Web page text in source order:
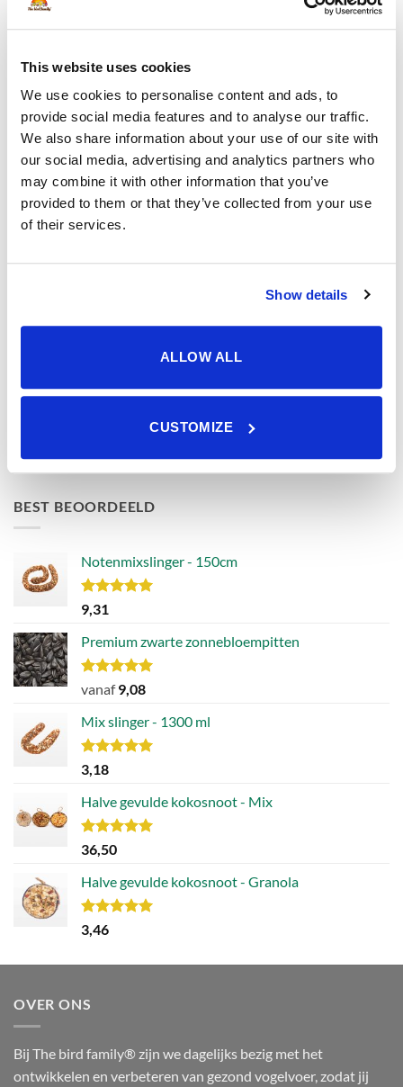
This website uses cookies
We use cookies to personalise content and ads, to
provide social media features and to analyse our traffic.
We also share information about your use of our site with
our social media, advertising and analytics partners who
may combine it with other information that you’ve
provided to them or that they’ve collected from your use
of their services.
Show details
ALLOW ALL
CUSTOMIZE
€41,12.€38,87.
UITGELICHT
Halve gevulde kokosnoot - High Energy - 10 pack
30,83 Oorspronkelijke
prijs
was:
€30,83.
21,82Huidige
prijs
is:
€21,82.
Gepelde zonnebloempit stukjes - onkruidvrij
vanaf 12,86
Premium Egelvoer – The Bird Family
Oorspronkelijke
was:
79,79Huidige
is:
Strooivoer High Energy Plus Prestige -
Waardering
4.46uit 5
vanaf24,25
BEST BEOORDEELD
Notenmixslinger - 150cm
Waardering
5.00
9,31
Premium zwarte zonnebloempitten
Waardering
uit 5
vanaf9,08
Mix slinger - 1300 ml
Waardering
5.00
3,18
Halve gevulde kokosnoot - Mix
Waardering
5.00
36,50
Halve gevulde kokosnoot - Granola
Waardering
5.00
3,46
OVER ONS
Bij The bird family® zijn we dagelijks bezig met het
ontwikkelen en verbeteren van gezond vogelvoer, zodat jij